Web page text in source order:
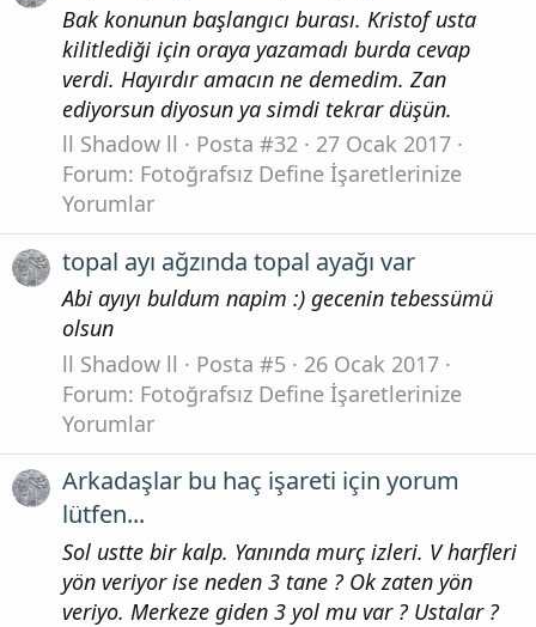
Bak konunun başlangıcı burası. Kristof usta
kilitlediği için oraya yazamadı burda cevap
verdi. Hayırdır amacın ne demedim. Zan
ediyorsun diyosun ya simdi tekrar düşün.
ll Shadow ll
Posta #32
27 Ocak 2017
Forum: Fotoğrafsız Define İşaretlerinize
Yorumlar
topal ayı ağzında topal ayağı var
Abi ayıyı buldum napim :) gecenin tebessümü
olsun
ll Shadow ll
Posta #5
26 Ocak 2017
Forum: Fotoğrafsız Define İşaretlerinize
Yorumlar
Arkadaşlar bu haç işareti için yorum
lütfen...
Sol ustte bir kalp. Yanında murç izleri. V harfleri
yön veriyor ise neden 3 tane ? Ok zaten yön
veriyo. Merkeze giden 3 yol mu var ? Ustalar ?